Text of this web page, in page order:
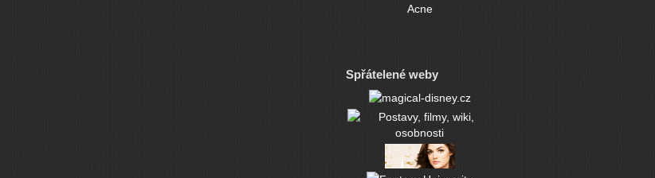
Acne
Spřátelené weby